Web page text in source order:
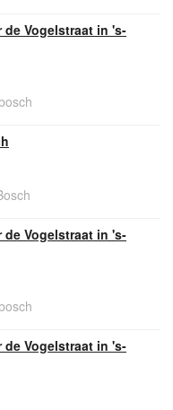
de Vogelstraat in 's-
de Vogelstraat in 's-
de Vogelstraat in 's-